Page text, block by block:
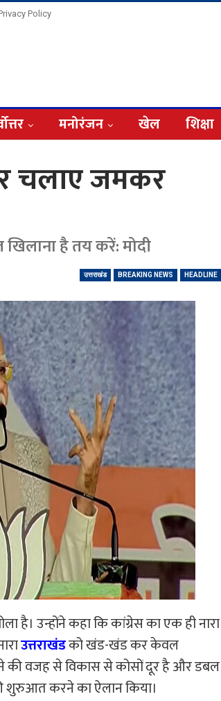
Policy
मनोरंजन खेल शिक्षा
चलाए जमकर
है तय करें: मोदी
उत्तराखंड BREAKING NEWS HEADLINE
है। उन्होंने कहा कि कांग्रेस का एक ही नारा
उत्तराखंडको खंड-खंड कर केवल
की वजह से विकास से कोसों दूर है और डबल
शुरुआत करने का ऐलान किया।